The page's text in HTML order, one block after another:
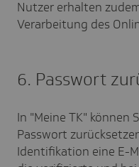
Nutzer erhalten
Verarbeitung des
6. Passwort
In "Meine TK" können
Passwort
Identifikation eine E-